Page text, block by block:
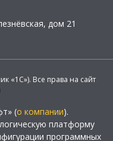
дом 21
«1С»). Все права на сайт
(о компании).
платформу
программных